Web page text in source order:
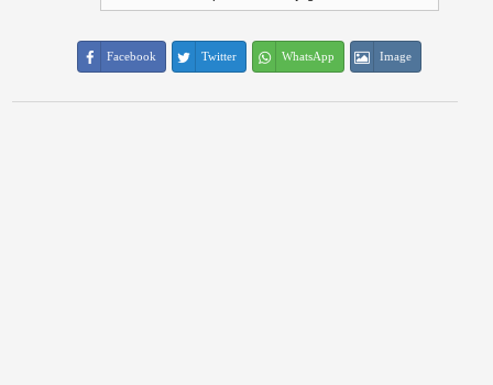
Facebook Twitter WhatsApp Image